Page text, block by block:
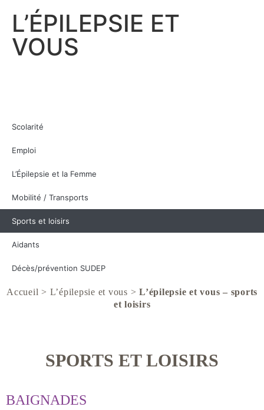
L’ÉPILEPSIE ET
VOUS
Scolarité
Emploi
L’Épilepsie et la Femme
Mobilité / Transports
Sports et loisirs
Aidants
Décès/prévention SUDEP
Accueil > L’épilepsie et vous > L’épilepsie et vous – sports
et loisirs
SPORTS ET LOISIRS
BAIGNADES